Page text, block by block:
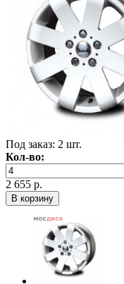
Под заказ: 2 шт.
Кол-во:
2 655 р.